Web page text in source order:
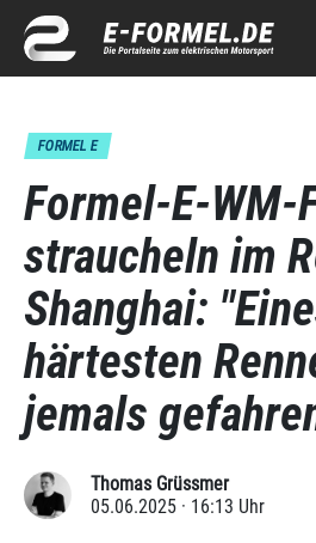
FORMEL E
Formel-E-WM-
straucheln im
Shanghai:
härtesten
jemals
Thomas Grüssmer
05.06.2025 · 16:13 Uhr